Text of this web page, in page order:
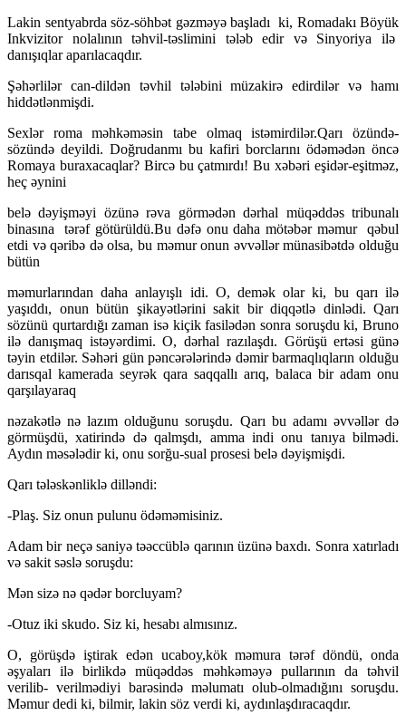
Lakin sentyabrda söz-söhbət gəzməyə başladı ki, Romadakı Böyük
Inkvizitor nolalının təhvil-təslimini tələb edir və Sinyoriya ilə
danışıqlar aparılacaqdır.
Şəhərlilər can-dildən təvhil tələbini müzakirə edirdilər və hamı
hiddətlənmişdi.
Sexlər roma məhkəməsin tabe olmaq istəmirdilər.Qarı özündə-
sözündə deyildi. Doğrudanmı bu kafiri borclarını ödəmədən öncə
Romaya buraxacaqlar? Bircə bu çatmırdı! Bu xəbəri eşidər-eşitməz,
heç əynini
belə dəyişməyi özünə rəva görmədən dərhal müqəddəs tribunalı
binasına tərəf götürüldü.Bu dəfə onu daha mötəbər məmur qəbul
etdi və qəribə də olsa, bu məmur onun əvvəllər münasibətdə olduğu
bütün
məmurlarından daha anlayışlı idi. O, demək olar ki, bu qarı ilə
yaşıddı, onun bütün şikayətlərini sakit bir diqqətlə dinlədi. Qarı
sözünü qurtardığı zaman isə kiçik fasilədən sonra soruşdu ki, Bruno
ilə danışmaq istəyərdimi. O, dərhal razılaşdı. Görüşü ertəsi günə
təyin etdilər. Səhəri gün pəncərələrində dəmir barmaqlıqların olduğu
darısqal kamerada seyrək qara saqqallı arıq, balaca bir adam onu
qarşılayaraq
nəzakətlə nə lazım olduğunu soruşdu. Qarı bu adamı əvvəllər də
görmüşdü, xatirində də qalmşdı, amma indi onu tanıya bilmədi.
Aydın məsələdir ki, onu sorğu-sual prosesi belə dəyişmişdi.
Qarı tələskənliklə dilləndi:
-Plaş. Siz onun pulunu ödəməmisiniz.
Adam bir neçə saniyə təəccüblə qarının üzünə baxdı. Sonra xatırladı
və sakit səslə soruşdu:
Mən sizə nə qədər borcluyam?
-Otuz iki skudo. Siz ki, hesabı almısınız.
O, görüşdə iştirak edən ucaboy,kök məmura tərəf döndü, onda
əşyaları ilə birlikdə müqəddəs məhkəməyə pullarının da təhvil
verilib- verilmədiyi barəsində məlumatı olub-olmadığını soruşdu.
Məmur dedi ki, bilmir, lakin söz verdi ki, aydınlaşdıracaqdır.